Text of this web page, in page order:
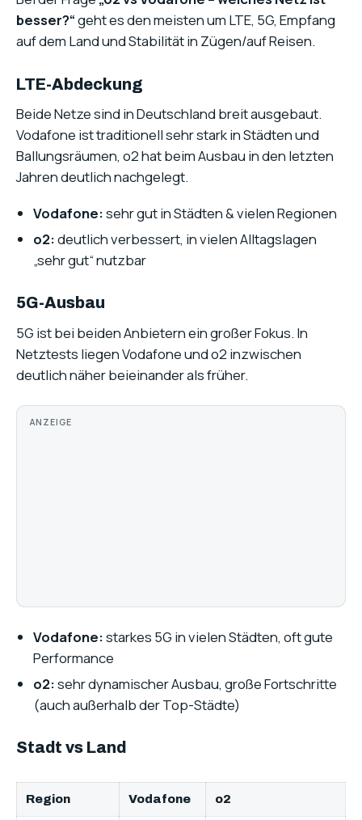
besser?“geht es den meisten um LTE, 5G, Empfang
auf dem Land und Stabilität in Zügen/auf Reisen.
LTE-Abdeckung
Beide Netze sind in Deutschland breit ausgebaut.
Vodafone ist traditionell sehr stark in Städten und
Ballungsräumen, o2 hat beim Ausbau in den letzten
Jahren deutlich nachgelegt.
Vodafone:sehr gut in Städten & vielen Regionen
o2:deutlich verbessert, in vielen Alltagslagen
„sehr gut“ nutzbar
5G-Ausbau
5G ist bei beiden Anbietern ein großer Fokus. In
Netztests liegen Vodafone und o2 inzwischen
deutlich näher beieinander als früher.
ANZEIGE
Vodafone:starkes 5G in vielen Städten, oft gute
Performance
o2:sehr dynamischer Ausbau, große Fortschritte
(auch außerhalb der Top-Städte)
Stadt vs Land
Region Vodafone o2